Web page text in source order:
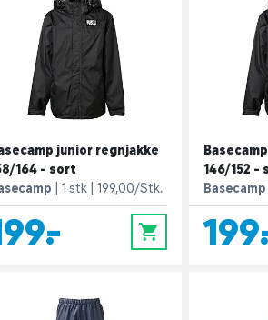
junior regnjakke
164 - sort
1 stk 199,00/Stk.
0
146/152 -
Basecamp